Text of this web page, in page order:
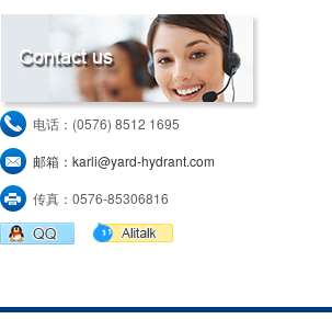
电话：(0576) 8512 1695
邮箱：karli@yard-hydrant.com
传真：0576-85306816